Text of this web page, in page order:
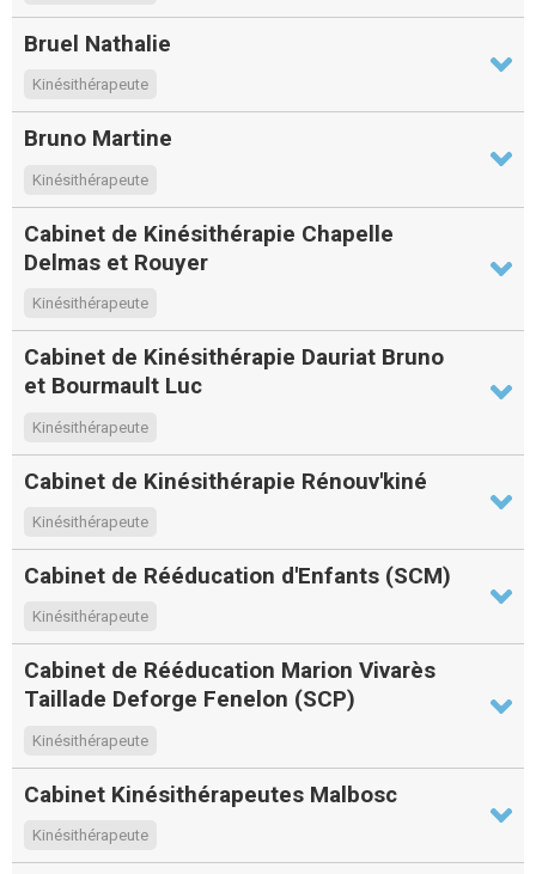
Bruel Nathalie
Kinésithérapeute
Bruno Martine
Kinésithérapeute
Cabinet de Kinésithérapie Chapelle
Delmas et Rouyer
Kinésithérapeute
Cabinet de Kinésithérapie Dauriat Bruno
et Bourmault Luc
Kinésithérapeute
Cabinet de Kinésithérapie Rénouv'kiné
Kinésithérapeute
Cabinet de Rééducation d'Enfants (SCM)
Kinésithérapeute
Cabinet de Rééducation Marion Vivarès
Taillade Deforge Fenelon (SCP)
Kinésithérapeute
Cabinet Kinésithérapeutes Malbosc
Kinésithérapeute